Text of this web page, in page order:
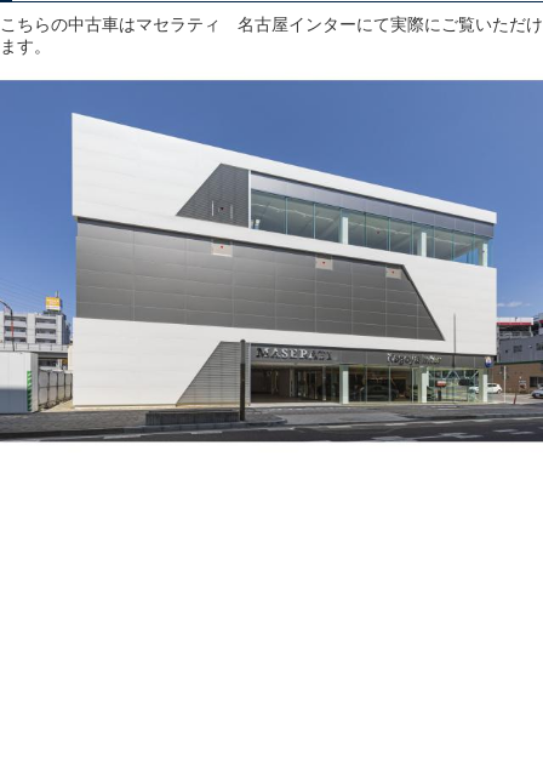
こちらの中古車はマセラティ 名古屋インターにて実際にご覧いただけ
ます。